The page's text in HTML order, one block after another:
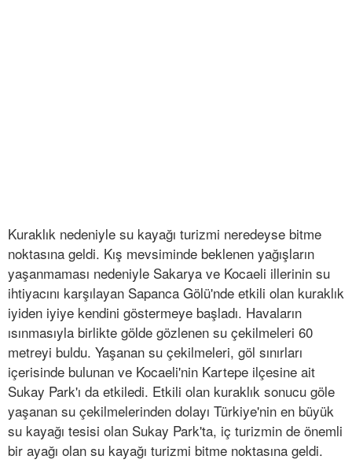
Kuraklık nedeniyle su kayağı turizmi neredeyse bitme
noktasına geldi. Kış mevsiminde beklenen yağışların
yaşanmaması nedeniyle Sakarya ve Kocaeli illerinin su
ihtiyacını karşılayan Sapanca Gölü'nde etkili olan kuraklık
iyiden iyiye kendini göstermeye başladı. Havaların
ısınmasıyla birlikte gölde gözlenen su çekilmeleri 60
metreyi buldu. Yaşanan su çekilmeleri, göl sınırları
içerisinde bulunan ve Kocaeli'nin Kartepe ilçesine ait
Sukay Park'ı da etkiledi. Etkili olan kuraklık sonucu göle
yaşanan su çekilmelerinden dolayı Türkiye'nin en büyük
su kayağı tesisi olan Sukay Park'ta, iç turizmin de önemli
bir ayağı olan su kayağı turizmi bitme noktasına geldi.